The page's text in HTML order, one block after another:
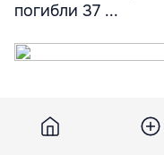
погибли 37 ...
БРЮССЕЛЬ, 29